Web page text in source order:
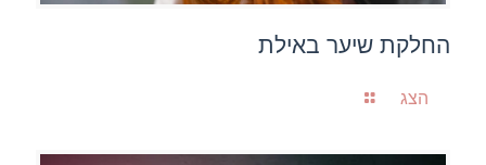
החלקת שיער באילת
הצג